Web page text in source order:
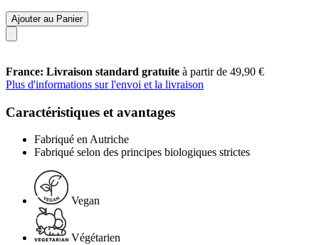
Ajouter au Panier
France: Livraison standard gratuite à partir de 49,90 €
Plus d'informations sur l'envoi et la livraison
Caractéristiques et avantages
Fabriqué en Autriche
Fabriqué selon des principes biologiques strictes
Vegan
Végétarien